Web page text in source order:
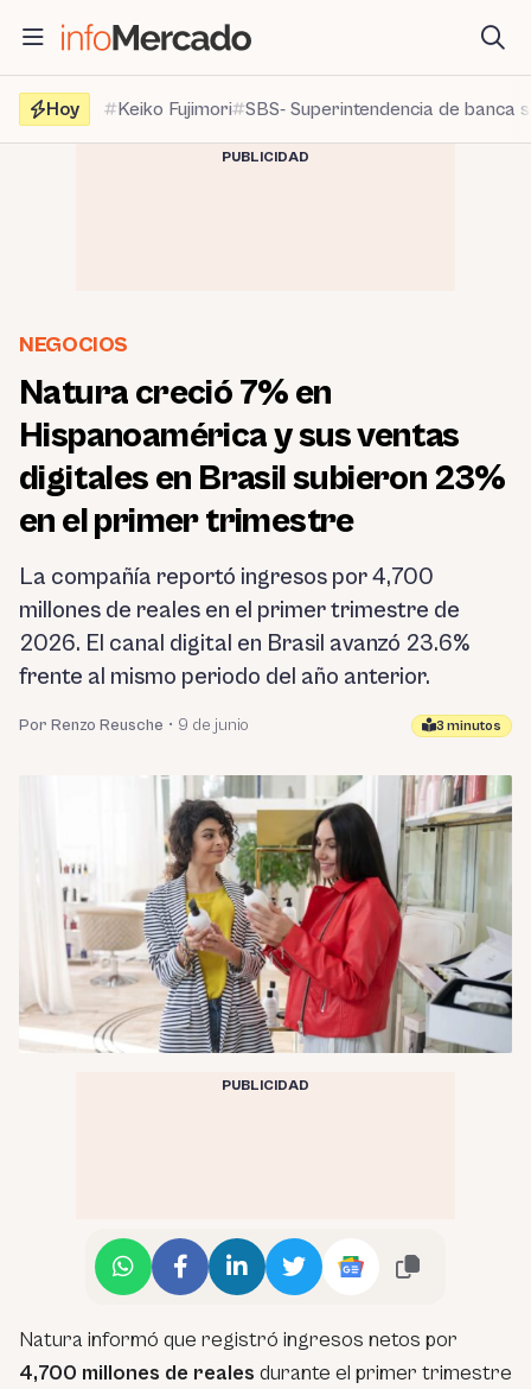
contenido
Hoy
Keiko Fujimori SBS- Superintendencia de banca
PUBLICIDAD
NEGOCIOS
Natura creció 7% en
Hispanoamérica y sus ventas
digitales en Brasil subieron 23%
en el primer trimestre
La compañía reportó ingresos por 4,700
millones de reales en el primer trimestre de
2026. El canal digital en Brasil avanzó 23.6%
frente al mismo periodo del año anterior.
Por Renzo Reusche • 9 de junio 3 minutos
PUBLICIDAD
Natura informó que registró ingresos netos por
4,700 millones de reales durante el primer trimestre